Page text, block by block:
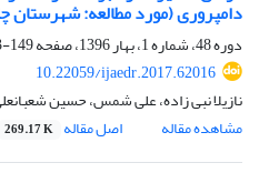
دامپروری (مورد مطالعه: شهرستان
دوره 48، شماره 1، بهار 1396، صفحه
149-163
10.22059/ijaedr.2017.62016
نازیلا نبی زاده، علی شمس، حسین
مشاهده مقاله
اصل مقاله 269.17 K